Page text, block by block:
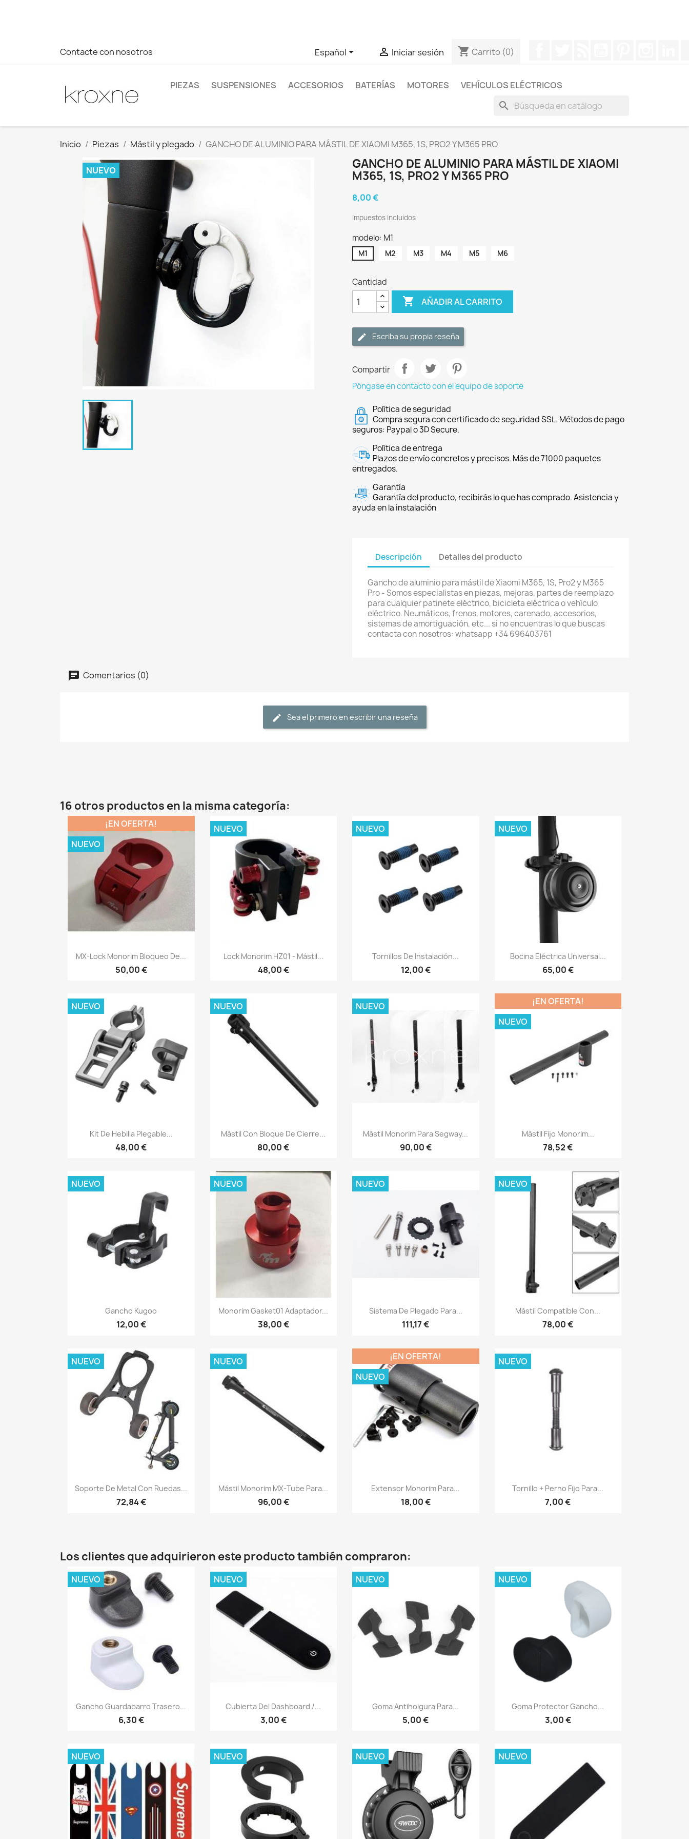
Contacte con nosotros Español  Iniciar sesión shopping_cart Carrito (0)
PIEZAS SUSPENSIONES ACCESORIOS BATERÍAS MOTORES VEHÍCULOS ELÉCTRICOS
search
Inicio Piezas Mástil y plegado GANCHO DE ALUMINIO PARA MÁSTIL DE XIAOMI M365, 1S, PRO2 Y M365 PRO
NUEVO
GANCHO DE ALUMINIO PARA MÁSTIL DE XIAOMI
M365, 1S, PRO2 Y M365 PRO
8,00 €
Impuestos incluidos
modelo: M1
M1 M2 M3 M4 M5 M6
Cantidad
 AÑADIR AL CARRITO
Escriba su propia reseña
Compartir
Póngase en contacto con el equipo de soporte
Política de seguridad
Compra segura con certificado de seguridad SSL. Métodos de pago
seguros: Paypal o 3D Secure.
Política de entrega
Plazos de envío concretos y precisos. Más de 71000 paquetes
entregados.
Garantía
Garantía del producto, recibirás lo que has comprado. Asistencia y
ayuda en la instalación
Descripción Detalles del producto
Gancho de aluminio para mástil de Xiaomi M365, 1S, Pro2 y M365
Pro - Somos especialistas en piezas, mejoras, partes de reemplazo
para cualquier patinete eléctrico, bicicleta eléctrica o vehículo
eléctrico. Neumáticos, frenos, motores, carenado, accesorios,
sistemas de amortiguación, etc... si no encuentras lo que buscas
contacta con nosotros: whatsapp +34 696403761
Comentarios (0)
Sea el primero en escribir una reseña
16 otros productos en la misma categoría:
Vista rápida
MX-Lock Monorim Bloqueo De...
50,00 €
¡EN OFERTA!
NUEVO
Vista rápida
Lock Monorim HZ01 - Mástil...
48,00 €
NUEVO
Vista rápida
Tornillos De Instalación...
12,00 €
NUEVO
Vista rápida
Bocina Eléctrica Universal...
65,00 €
NUEVO
Vista rápida
Kit De Hebilla Plegable...
48,00 €
NUEVO
Vista rápida
Mástil Con Bloque De Cierre...
80,00 €
NUEVO
Vista rápida
Mástil Monorim Para Segway...
90,00 €
NUEVO
Vista rápida
Mástil Fijo Monorim...
78,52 €
¡EN OFERTA!
NUEVO
Vista rápida
Gancho Kugoo
12,00 €
NUEVO
Vista rápida
Monorim Gasket01 Adaptador...
38,00 €
NUEVO
Vista rápida
Sistema De Plegado Para...
111,17 €
NUEVO
Vista rápida
Mástil Compatible Con...
78,00 €
NUEVO
Vista rápida
Soporte De Metal Con Ruedas...
72,84 €
NUEVO
Vista rápida
Mástil Monorim MX-Tube Para...
96,00 €
NUEVO
Vista rápida
Extensor Monorim Para...
18,00 €
¡EN OFERTA!
NUEVO
Vista rápida
Tornillo + Perno Fijo Para...
7,00 €
NUEVO
Los clientes que adquirieron este producto también compraron:
Vista rápida
Gancho Guardabarro Trasero...
6,30 €
NUEVO
Vista rápida
Cubierta Del Dashboard /...
3,00 €
NUEVO
Vista rápida
Goma Antiholgura Para...
5,00 €
NUEVO
Vista rápida
Goma Protector Gancho...
3,00 €
NUEVO
NUEVO NUEVO NUEVO NUEVO